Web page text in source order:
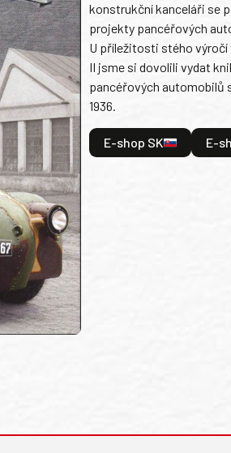
konstrukční kanceláři se
projekty pancéřových
U příležitosti stého
II jsme si dovolili vydat
pancéřových automobilů
1936.
E-shop SK E-